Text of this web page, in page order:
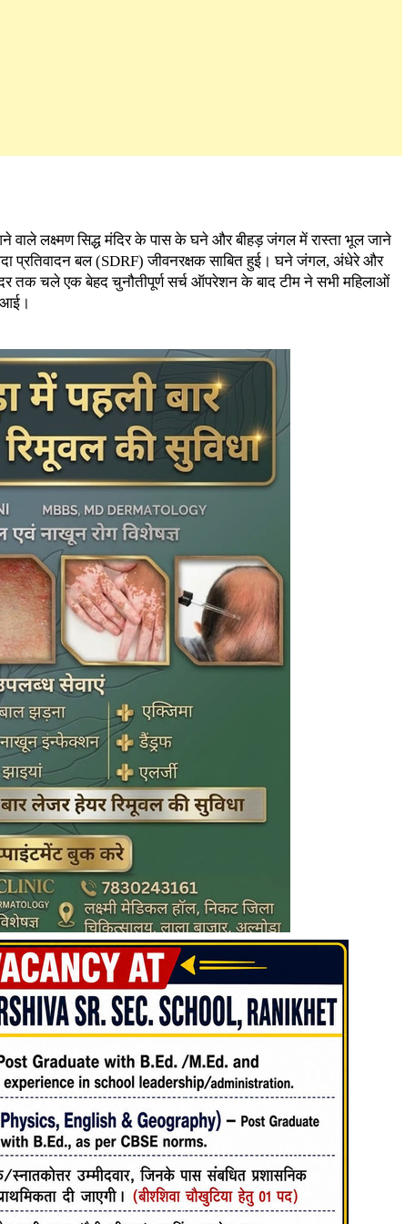
वाले लक्ष्मण सिद्ध मंदिर के पास के घने और बीहड़ जंगल में रास्ता भूल जाने
प्रतिवादन बल (SDRF) जीवनरक्षक साबित हुई। घने जंगल, अंधेरे और
तक चले एक बेहद चुनौतीपूर्ण सर्च ऑपरेशन के बाद टीम ने सभी महिलाओं
आई।